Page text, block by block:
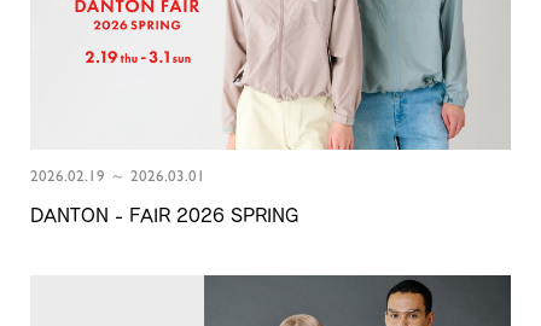
2026.02.19 ～ 2026.03.01
DANTON - FAIR 2026 SPRING